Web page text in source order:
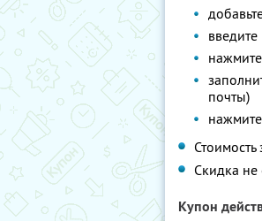
почты)
Скидка
Купон